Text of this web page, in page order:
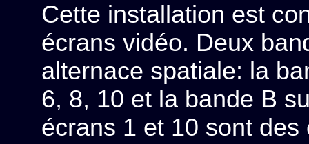
Cette installation est
écrans vidéo. Deux
alternace spatiale: la
6, 8, 10 et la bande B
écrans 1 et 10 sont